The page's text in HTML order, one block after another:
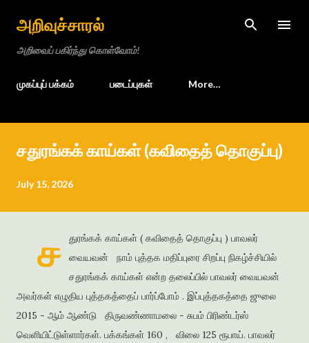
அறிவுச்சாரல்
அறிவைப் பகிர்ந்து கொள்வோம்!
முகப்புப் பக்கம் படைப்புகள் More…
சதுரங்கக் காய்கள் (கவிதைத் தொகுப்பு)
July 15, 2026
ச
துரங்கக் காய்கள் ( கவிதைத் தொகுப்பு ) பாவலர்
வையவன் நாம் புத்தக மதிப்புரை சிறப்பு நிகழ்ச்சியில்
சதுரங்கக் காய்கள் என்ற தலைப்பில் பாவலர் வையவன்
அவர்கள் எழுதிய புத்தகத்தைப் பார்ப்போம் . இப்புத்தகத்தை ஜுலை
2015 - ஆம் ஆண்டு திருவண்ணாமலை - சுபம் பிரிண்டர்ஸ்
வெளியிட்டுள்ளார்கள். பக்கங்கள் 160 , விலை 125 ரூபாய். பாவலர்